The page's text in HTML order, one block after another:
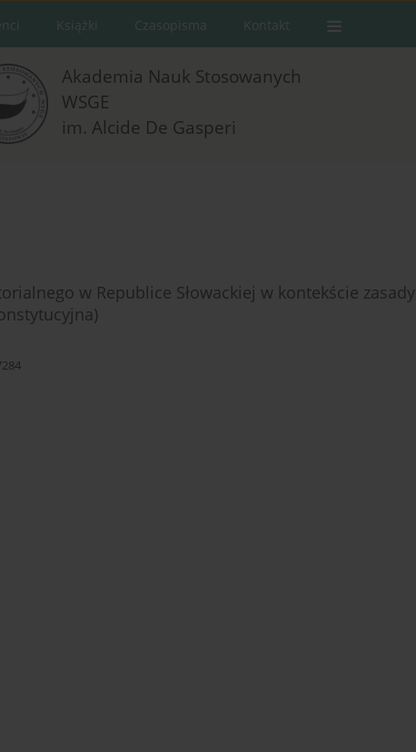
Książki Czasopisma Kontakt
Akademia Nauk Stosowanych
WSGE
im. Alcide De Gasperi
w Republice Słowackiej w kontekście zasady